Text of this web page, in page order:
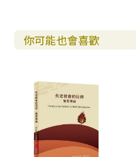
你可能也會喜歡